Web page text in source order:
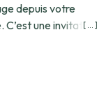
depuis votre
[ ... ]